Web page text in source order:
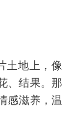
土地上，像
、结果。那
感滋养，温